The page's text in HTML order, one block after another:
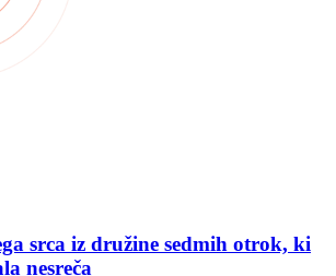
srca iz družine sedmih otrok, ki
nesreča